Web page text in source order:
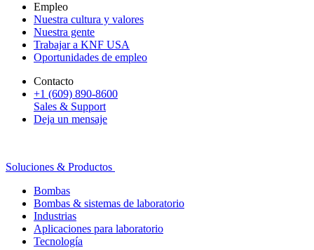
Empleo
Nuestra cultura y valores
Nuestra gente
Trabajar a KNF USA
Oportunidades de empleo
Contacto
+1 (609) 890-8600
Sales & Support
Deja un mensaje
Soluciones & Productos
Bombas
Bombas & sistemas de laboratorio
Industrias
Aplicaciones para laboratorio
Tecnología